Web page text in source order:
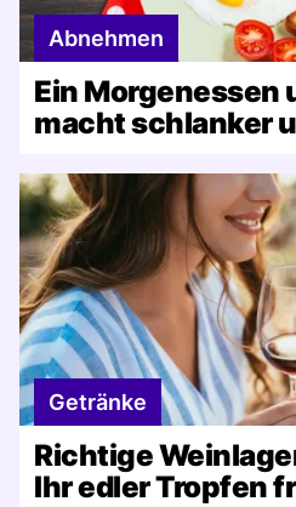
Abnehmen
Ein Morgenessen
macht schlanker
Getränke
Richtige
Ihr edler Tropfen